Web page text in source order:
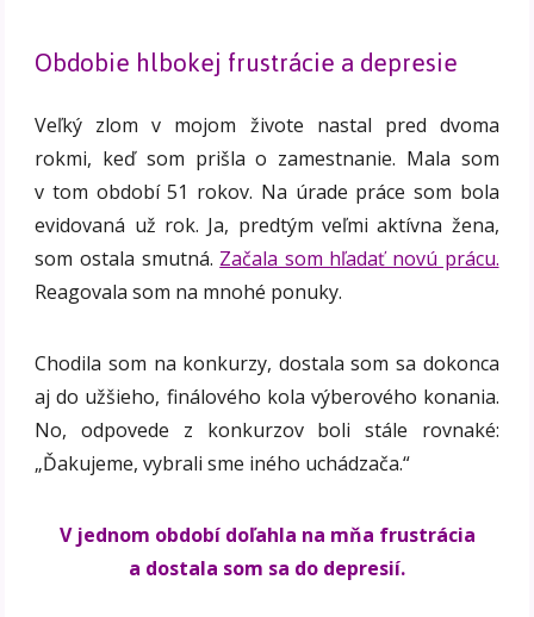
Obdobie hlbokej frustrácie a depresie
Veľký zlom v mojom živote nastal pred dvoma
rokmi, keď som prišla o zamestnanie. Mala som
v tom období 51 rokov. Na úrade práce som bola
evidovaná už rok. Ja, predtým veľmi aktívna žena,
som ostala smutná. Začala som hľadať novú prácu.
Reagovala som na mnohé ponuky.
Chodila som na konkurzy, dostala som sa dokonca
aj do užšieho, finálového kola výberového konania.
No, odpovede z konkurzov boli stále rovnaké:
„Ďakujeme, vybrali sme iného uchádzača.“
V jednom období doľahla na mňa frustrácia
a dostala som sa do depresií.